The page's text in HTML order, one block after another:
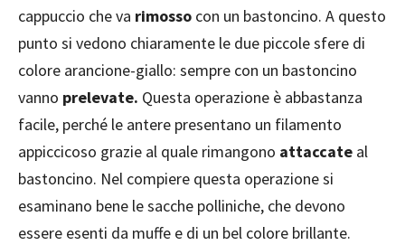
cappuccio che va rimosso con un bastoncino. A questo
punto si vedono chiaramente le due piccole sfere di
colore arancione-giallo: sempre con un bastoncino
vanno prelevate. Questa operazione è abbastanza
facile, perché le antere presentano un filamento
appiccicoso grazie al quale rimangono attaccate al
bastoncino. Nel compiere questa operazione si
esaminano bene le sacche polliniche, che devono
essere esenti da muffe e di un bel colore brillante.